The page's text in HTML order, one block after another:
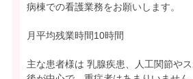
病棟での看護業務をお願いします。
月平均残業時間10時間
主な患者様は 乳腺疾患、人工関節や